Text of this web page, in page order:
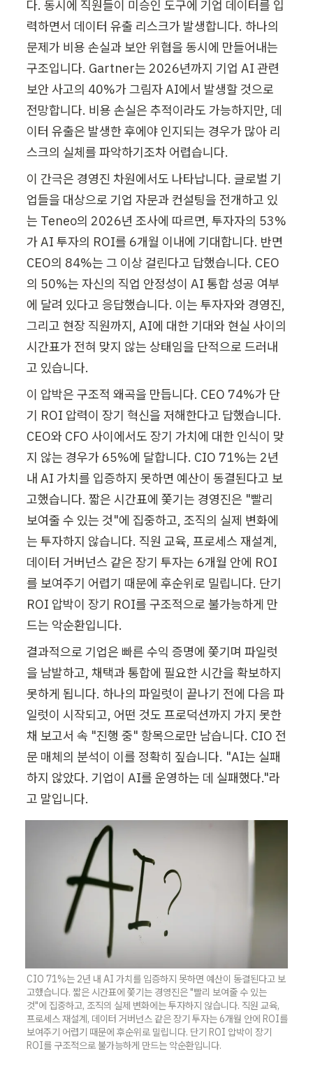
다. 동시에 직원들이 미승인 도구에 기업 데이터를 입
력하면서 데이터 유출 리스크가 발생합니다. 하나의
문제가 비용 손실과 보안 위협을 동시에 만들어내는
구조입니다. Gartner는 2026년까지 기업 AI 관련
보안 사고의 40%가 그림자 AI에서 발생할 것으로
전망합니다. 비용 손실은 추적이라도 가능하지만, 데
이터 유출은 발생한 후에야 인지되는 경우가 많아 리
스크의 실체를 파악하기조차 어렵습니다.
이 간극은 경영진 차원에서도 나타납니다. 글로벌 기
업들을 대상으로 기업 자문과 컨설팅을 전개하고 있
는 Teneo의 2026년 조사에 따르면, 투자자의 53%
가 AI 투자의 ROI를 6개월 이내에 기대합니다. 반면
CEO의 84%는 그 이상 걸린다고 답했습니다. CEO
의 50%는 자신의 직업 안정성이 AI 통합 성공 여부
에 달려 있다고 응답했습니다. 이는 투자자와 경영진,
그리고 현장 직원까지, AI에 대한 기대와 현실 사이의
시간표가 전혀 맞지 않는 상태임을 단적으로 드러내
고 있습니다.
이 압박은 구조적 왜곡을 만듭니다. CEO 74%가 단
기 ROI 압력이 장기 혁신을 저해한다고 답했습니다.
CEO와 CFO 사이에서도 장기 가치에 대한 인식이 맞
지 않는 경우가 65%에 달합니다. CIO 71%는 2년
내 AI 가치를 입증하지 못하면 예산이 동결된다고 보
고했습니다. 짧은 시간표에 쫓기는 경영진은 "빨리
보여줄 수 있는 것"에 집중하고, 조직의 실제 변화에
는 투자하지 않습니다. 직원 교육, 프로세스 재설계,
데이터 거버넌스 같은 장기 투자는 6개월 안에 ROI
를 보여주기 어렵기 때문에 후순위로 밀립니다. 단기
ROI 압박이 장기 ROI를 구조적으로 불가능하게 만
드는 악순환입니다.
결과적으로 기업은 빠른 수익 증명에 쫓기며 파일럿
을 남발하고, 채택과 통합에 필요한 시간을 확보하지
못하게 됩니다. 하나의 파일럿이 끝나기 전에 다음 파
일럿이 시작되고, 어떤 것도 프로덕션까지 가지 못한
채 보고서 속 "진행 중" 항목으로만 남습니다. CIO 전
문 매체의 분석이 이를 정확히 짚습니다. "AI는 실패
하지 않았다. 기업이 AI를 운영하는 데 실패했다."라
고 말입니다.
CIO 71%는 2년 내 AI 가치를 입증하지 못하면 예산이 동결된다고 보
고했습니다. 짧은 시간표에 쫓기는 경영진은 "빨리 보여줄 수 있는
것"에 집중하고, 조직의 실제 변화에는 투자하지 않습니다. 직원 교육,
프로세스 재설계, 데이터 거버넌스 같은 장기 투자는 6개월 안에 ROI를
보여주기 어렵기 때문에 후순위로 밀립니다. 단기 ROI 압박이 장기
ROI를 구조적으로 불가능하게 만드는 악순환입니다.